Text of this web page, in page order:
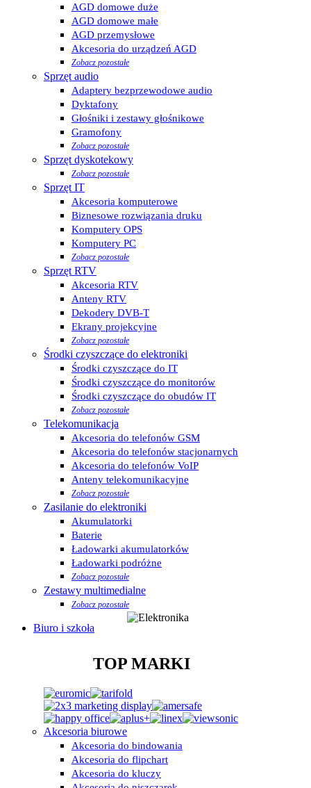
AGD domowe duże
AGD domowe małe
AGD przemysłowe
Akcesoria do urządzeń AGD
Zobacz pozostałe
Sprzęt audio
Adaptery bezprzewodowe audio
Dyktafony
Głośniki i zestawy głośnikowe
Gramofony
Zobacz pozostałe
Sprzęt dyskotekowy
Zobacz pozostałe
Sprzęt IT
Akcesoria komputerowe
Biznesowe rozwiązania druku
Komputery OPS
Komputery PC
Zobacz pozostałe
Sprzęt RTV
Akcesoria RTV
Anteny RTV
Dekodery DVB-T
Ekrany projekcyjne
Zobacz pozostałe
Środki czyszczące do elektroniki
Środki czyszczące do IT
Środki czyszczące do monitorów
Środki czyszczące do obudów IT
Zobacz pozostałe
Telekomunikacja
Akcesoria do telefonów GSM
Akcesoria do telefonów stacjonarnych
Akcesoria do telefonów VoIP
Anteny telekomunikacyjne
Zobacz pozostałe
Zasilanie do elektroniki
Akumulatorki
Baterie
Ładowarki akumulatorków
Ładowarki podróżne
Zobacz pozostałe
Zestawy multimedialne
Zobacz pozostałe
Biuro i szkoła
TOP MARKI
Akcesoria biurowe
Akcesoria do bindowania
Akcesoria do flipchart
Akcesoria do kluczy